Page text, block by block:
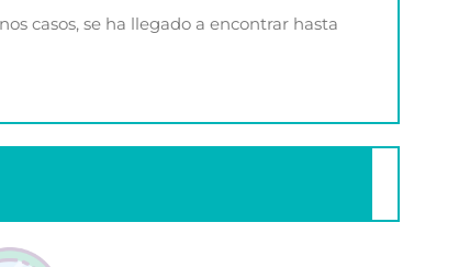
casos, se ha llegado a encontrar hasta